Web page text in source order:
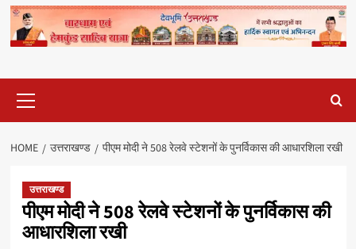
Menu
HOME उत्तराखण्ड पीएम मोदी ने 508 रेलवे स्टेशनों के पुनर्विकास की आधारशिला रखी
उत्तराखण्ड
पीएम मोदी ने 508 रेलवे स्टेशनों के पुनर्विकास की
आधारशिला रखी